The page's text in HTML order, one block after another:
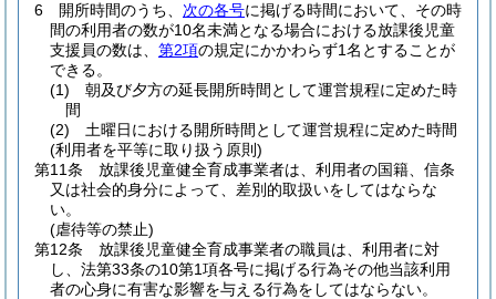
6
開所時間のうち、 次の各号に掲げる時間において、その時
間の利用者の数が10名未満となる場合における放課後児童
支援員の数は、 第2項の規定にかかわらず1名とすることが
できる。
(1)
朝及び夕方の延長開所時間として運営規程に定めた時
間
(2)
土曜日における開所時間として運営規程に定めた時間
(利用者を平等に取り扱う原則)
第11条
放課後児童健全育成事業者は、利用者の国籍、信条
又は社会的身分によって、差別的取扱いをしてはならな
い。
(虐待等の禁止)
第12条
放課後児童健全育成事業者の職員は、利用者に対
し、法第33条の10第1項各号に掲げる行為その他当該利用
者の心身に有害な影響を与える行為をしてはならない。